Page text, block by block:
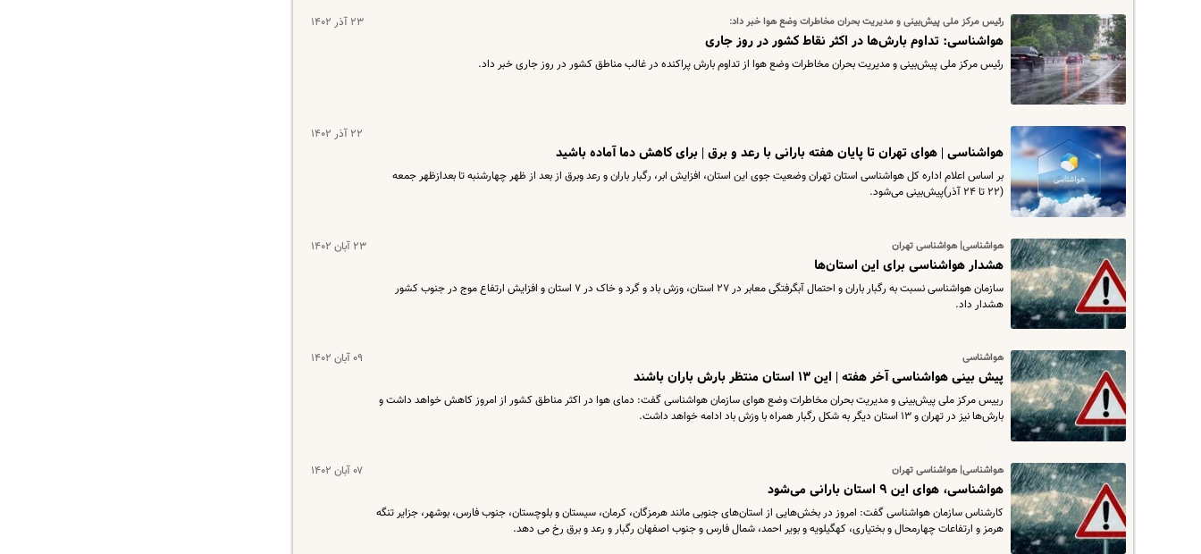
رئیس مرکز ملی پیش‌بینی و مدیریت بحران مخاطرات وضع هوا خبر داد: ۲۳ آذر ۱۴۰۲
هواشناسی: تداوم بارش‌ها در اکثر نقاط کشور در روز جاری
رئیس مرکز ملی پیش‌بینی و مدیریت بحران مخاطرات وضع هوا از تداوم بارش پراکنده در غالب مناطق کشور در روز جاری خبر داد.
۲۲ آذر ۱۴۰۲
هواشناسی | هوای تهران تا پایان هفته بارانی با رعد و برق | برای کاهش دما آماده باشید
بر اساس اعلام اداره کل هواشناسی استان تهران وضعیت جوی این استان، افزایش ابر، رگبار باران و رعد وبرق از بعد از ظهر چهارشنبه تا بعدازظهر جمعه
(۲۲ تا ۲۴ آذر)پیش‌بینی می‌شود.
هواشناسی| هواشناسی تهران ۲۳ آبان ۱۴۰۲
هشدار هواشناسی برای این استان‌ها
سازمان هواشناسی نسبت به رگبار باران و احتمال آبگرفتگی معابر در ۲۷ استان، وزش باد و گرد و خاک در ۷ استان و افزایش ارتفاع موج در جنوب کشور
هشدار داد.
هواشناسی ۰۹ آبان ۱۴۰۲
پیش بینی هواشناسی آخر هفته | این ۱۳ استان منتظر بارش باران باشند
رییس مرکز ملی پیش‌بینی و مدیریت بحران مخاطرات وضع هوای سازمان هواشناسی گفت: دمای هوا در اکثر مناطق کشور از امروز کاهش خواهد داشت و
بارش‌ها نیز در تهران و ۱۳ استان دیگر به شکل رگبار همراه با وزش باد ادامه خواهد داشت.
هواشناسی| هواشناسی تهران ۰۷ آبان ۱۴۰۲
هواشناسی، هوای این ۹ استان بارانی می‌شود
کارشناس سازمان هواشناسی گفت: امروز در بخش‌هایی از استان‌های جنوبی مانند هرمزگان، کرمان، سیستان و بلوچستان، جنوب فارس، بوشهر، جزایر تنگه
هرمز و ارتفاعات چهارمحال و بختیاری، کهگیلویه و بویر احمد، شمال فارس و جنوب اصفهان رگبار و رعد و برق رخ می دهد.​